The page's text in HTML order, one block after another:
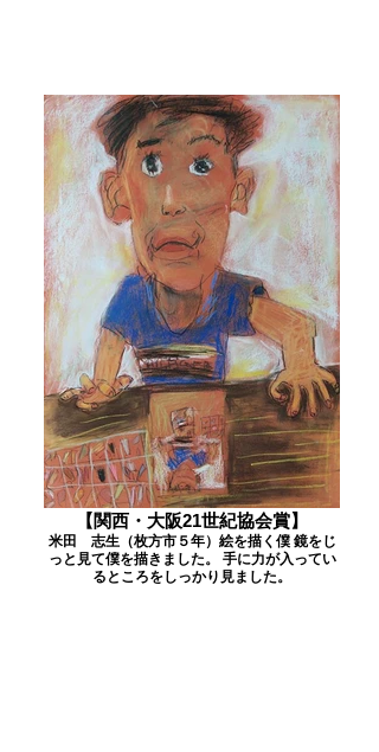
【関西・大阪21世紀協会賞】
米田 志生（枚方市５年）絵を描く僕 鏡をじ
っと見て僕を描きました。 手に力が入ってい
るところをしっかり見ました。